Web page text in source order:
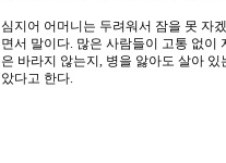
심지어 어머니는 두려워서 잠을 못 자
면서 말이다. 많은 사람들이 고통 없이
은 바라지 않는지, 병을 앓아도 살아
았다고 한다.